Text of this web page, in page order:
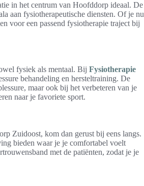
in het centrum van Hoofddorp ideaal. De
aan fysiotherapeutische diensten. Of je nu
voor een passend fysiotherapie traject bij
fysiek als mentaal. Bij Fysiotherapie
behandeling en hersteltraining. De
maar ook bij het verbeteren van je
naar je favoriete sport.
Zuidoost, kom dan gerust bij eens langs.
bieden waar je je comfortabel voelt
met de patiënten, zodat je je